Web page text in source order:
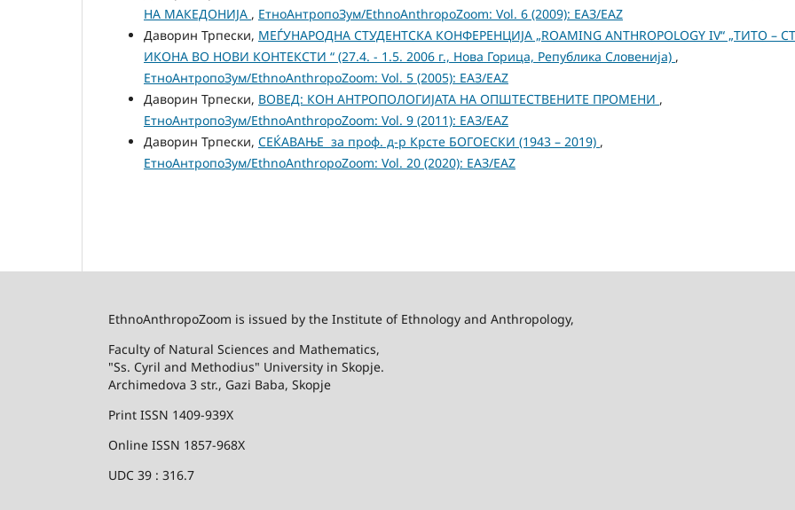
НА МАКЕДОНИЈА , ЕтноАнтропоЗум/EthnoAnthropoZoom: Vol. 6 (2009): ЕАЗ/EAZ
Даворин Трпески, МЕЃУНАРОДНА СТУДЕНТСКА КОНФЕРЕНЦИЈА „ROAMING ANTHROPOLOGY IV“ „ТИТО –
ИКОНА ВО НОВИ КОНТЕКСТИ “ (27.4. - 1.5. 2006 г., Нова Горица, Република Словенија) ,
ЕтноАнтропоЗум/EthnoAnthropoZoom: Vol. 5 (2005): ЕАЗ/EAZ
Даворин Трпески, ВОВЕД: КОН АНТРОПОЛОГИЈАТА НА ОПШТЕСТВЕНИТЕ ПРОМЕНИ ,
ЕтноАнтропоЗум/EthnoAnthropoZoom: Vol. 9 (2011): ЕАЗ/EAZ
Даворин Трпески, СЕЌАВАЊЕ за проф. д-р Крсте БОГОЕСКИ (1943 – 2019) ,
ЕтноАнтропоЗум/EthnoAnthropoZoom: Vol. 20 (2020): ЕАЗ/EAZ
EthnoAnthropoZoom is issued by the Institute of Ethnology and Anthropology,
Faculty of Natural Sciences and Mathematics,
"Ss. Cyril and Methodius" University in Skopje.
Archimedova 3 str., Gazi Baba, Skopje
Print ISSN 1409-939X
Online ISSN 1857-968X
UDC 39 : 316.7